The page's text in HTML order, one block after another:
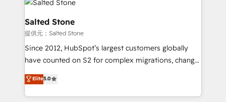
clients gain a unique advantage in CRM architecture,
pipeline generation, data intelligence, and go-to-
market execution. Why B2B Businesses Choose RP: -
Secure: Soc2 compliant 🛡️ - Pricing: Implementations
starting at $1,5k 💵 - Speed: Launch in 14 days ⚡ -
Scale: Fastest tiering Elite HubSpot Partner 🪴 -
Salted Stone
提供元：Salted Stone
Since 2012, HubSpot’s largest customers globally
have counted on S2 for complex migrations, change
management, systems integration, and creative
solutions that deliver measurable impact and
transform brand experiences As one of the few full-
Elite5.0